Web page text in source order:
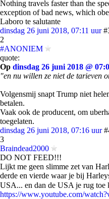
Nothing travels faster than the
exception of bad news, which
Laboro te salutante
dinsdag 26 juni 2018, 07:11 uur
2
#ANONIEM
quote:
Op dinsdag 26 juni 2018 @
"en nu willen ze niet de tarieven
Volgensmij snapt Trump niet
betalen.
Vaak ook de producent, om
toegelaten.
dinsdag 26 juni 2018, 07:16 uur
3
Braindead2000
DO NOT FEED!!!
Lijkt me geen slimme zet van
derde en vierde waar je bij
USA... en dan de USA je rug toe
https://www.youtube.com/